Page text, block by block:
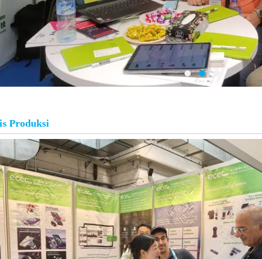
Produksi